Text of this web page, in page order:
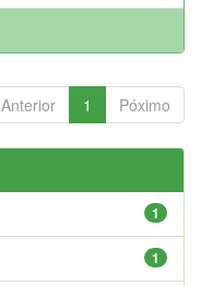
Anterior 1 Póximo
1
1